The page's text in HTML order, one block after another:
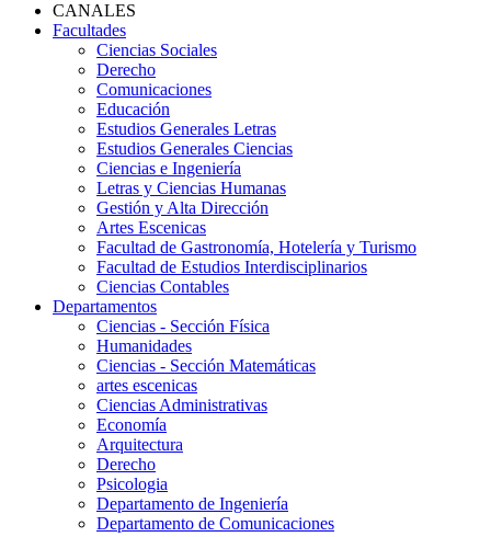
CANALES
Facultades
Ciencias Sociales
Derecho
Comunicaciones
Educación
Estudios Generales Letras
Estudios Generales Ciencias
Ciencias e Ingeniería
Letras y Ciencias Humanas
Gestión y Alta Dirección
Artes Escenicas
Facultad de Gastronomía, Hotelería y Turismo
Facultad de Estudios Interdisciplinarios
Ciencias Contables
Departamentos
Ciencias - Sección Física
Humanidades
Ciencias - Sección Matemáticas
artes escenicas
Ciencias Administrativas
Economía
Arquitectura
Derecho
Psicologia
Departamento de Ingeniería
Departamento de Comunicaciones